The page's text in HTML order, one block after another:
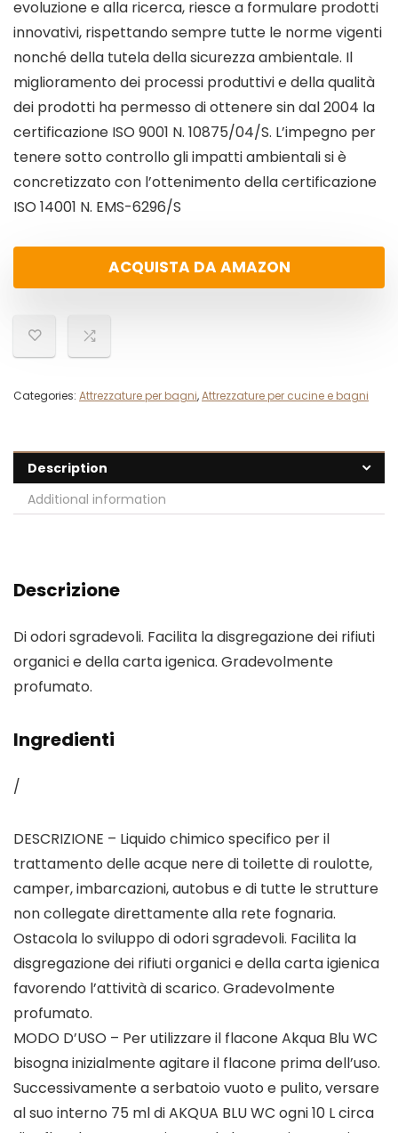
evoluzione e alla ricerca, riesce a formulare prodotti
innovativi, rispettando sempre tutte le norme vigenti
nonché della tutela della sicurezza ambientale. Il
miglioramento dei processi produttivi e della qualità
dei prodotti ha permesso di ottenere sin dal 2004 la
certificazione ISO 9001 N. 10875/04/S. L’impegno per
tenere sotto controllo gli impatti ambientali si è
concretizzato con l’ottenimento della certificazione
ISO 14001 N. EMS-6296/S
ACQUISTA DA AMAZON
Categories: Attrezzature per bagni,Attrezzature per cucine e bagni
Description
Additional information
Descrizione
Di odori sgradevoli. Facilita la disgregazione dei rifiuti
organici e della carta igenica. Gradevolmente
profumato.
Ingredienti
/
DESCRIZIONE – Liquido chimico specifico per il
trattamento delle acque nere di toilette di roulotte,
camper, imbarcazioni, autobus e di tutte le strutture
non collegate direttamente alla rete fognaria.
Ostacola lo sviluppo di odori sgradevoli. Facilita la
disgregazione dei rifiuti organici e della carta igienica
favorendo l’attività di scarico. Gradevolmente
profumato.
MODO D’USO – Per utilizzare il flacone Akqua Blu WC
bisogna inizialmente agitare il flacone prima dell’uso.
Successivamente a serbatoio vuoto e pulito, versare
al suo interno 75 ml di AKQUA BLU WC ogni 10 L circa